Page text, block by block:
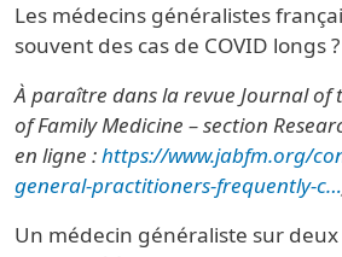
Les médecins généralistes
souvent des cas de COVID longs ?
À paraître dans la revue Journal of
of Family Medicine – section
en ligne :https://www.jabfm.org/
general-practitioners-frequently-c…
Un médecin généraliste sur deux